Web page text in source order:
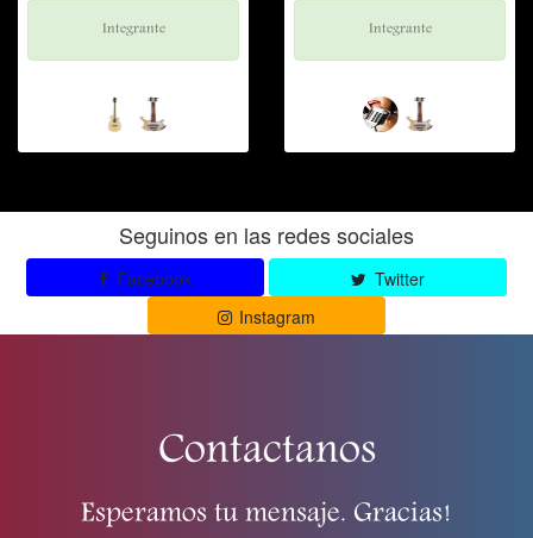
Integrante Integrante
Seguinos en las redes sociales
Facebook
Twitter
Instagram
Contactanos
Esperamos tu mensaje. Gracias!